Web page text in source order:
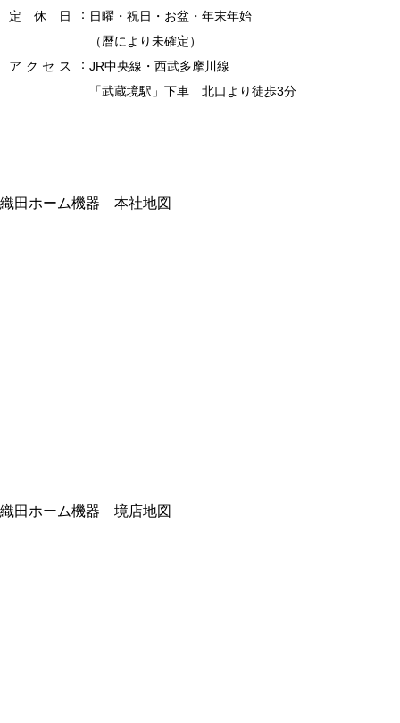
定
休 日
日曜・祝日・お盆・年末年始
（暦により未確定）
ア ク セ ス
JR中央線・西武多摩川線
「武蔵境駅」下車 北口より徒歩3分
織田ホーム機器 本社地図
織田ホーム機器 境店地図